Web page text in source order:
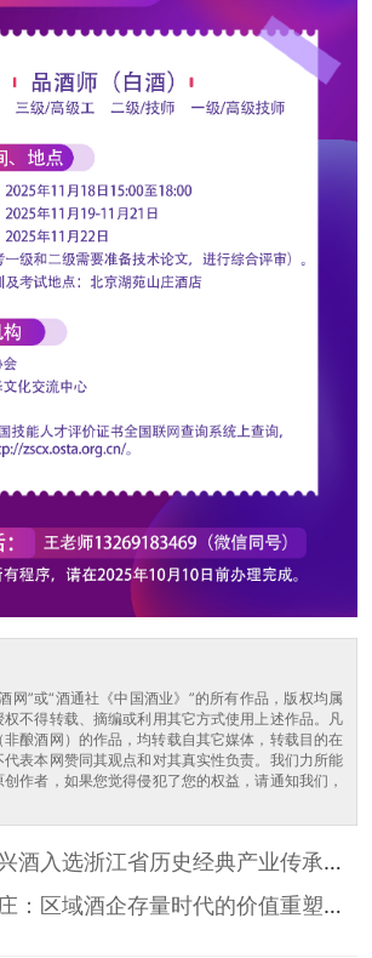
网”或“酒通社《中国酒业》”的所有作品，版权均属
不得转载、摘编或利用其它方式使用上述作品。凡
酿酒网）的作品，均转载自其它媒体，转载目的在
表本网赞同其观点和对其真实性负责。我们力所能
作者，如果您觉得侵犯了您的权益，请通知我们，
酒入选浙江省历史经典产业传承创
：区域酒企存量时代的价值重塑与